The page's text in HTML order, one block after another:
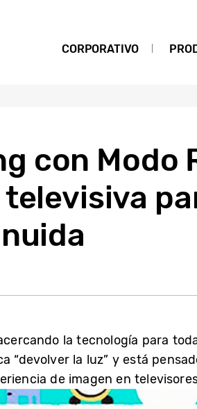
CORPORATIVO
con Modo
la tecnología para
“devolver la luz” y está
de imagen en